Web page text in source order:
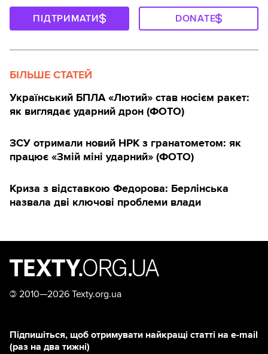
ПІДТРИМАТИ DONATE
БІЛЬШЕ СТАТЕЙ
Український БПЛА «Лютий» став носієм ракет:
як виглядає ударний дрон (ФОТО)
ЗСУ отримали новий НРК з гранатометом: як
працює «Змій міні ударний» (ФОТО)
Криза з відставкою Федорова: Берлінська
назвала дві ключові проблеми влади
© 2010—2026 Texty.org.ua
Підпишіться, щоб отримувати найкращі статті на e-mail
(раз на два тижні)